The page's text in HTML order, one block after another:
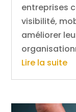
entreprises
visibilité,
améliorer
Lire la suite